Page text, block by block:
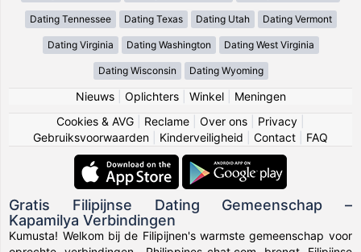
Dating Tennessee Dating Texas Dating Utah Dating Vermont
Dating Virginia Dating Washington Dating West Virginia
Dating Wisconsin Dating Wyoming
Nieuws| Oplichters| Winkel| Meningen
Cookies & AVG
Reclame Over ons Privacy
Gebruiksvoorwaarden
Kinderveiligheid Contact FAQ
Gratis Filipijnse Dating Gemeenschap –
Kapamilya Verbindingen
Kumusta! Welkom bij de Filipijnen's warmste gemeenschap voor